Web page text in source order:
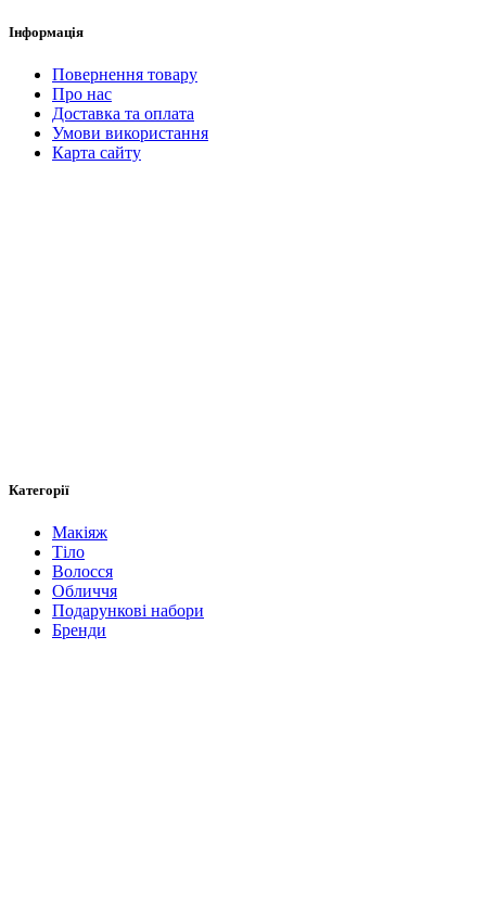
Інформація
Повернення товару
Про нас
Доставка та оплата
Умови використання
Карта сайту
Категорії
Макіяж
Тіло
Волосся
Обличчя
Подарункові набори
Бренди